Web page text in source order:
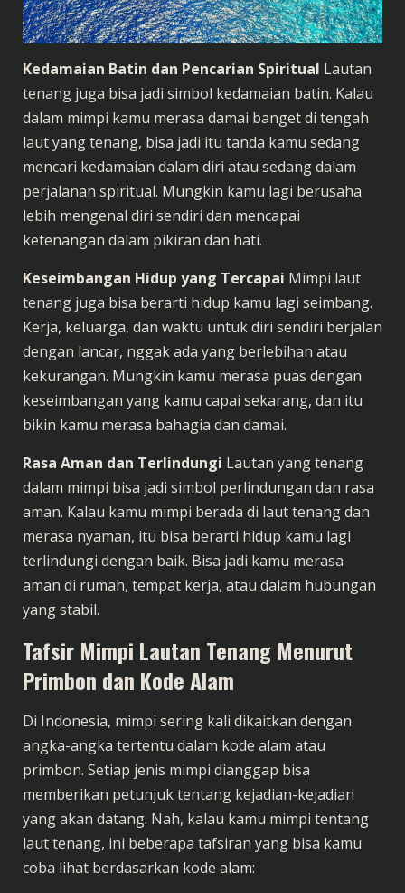
Kedamaian Batin dan Pencarian Spiritual Lautan
tenang juga bisa jadi simbol kedamaian batin. Kalau
dalam mimpi kamu merasa damai banget di tengah
laut yang tenang, bisa jadi itu tanda kamu sedang
mencari kedamaian dalam diri atau sedang dalam
perjalanan spiritual. Mungkin kamu lagi berusaha
lebih mengenal diri sendiri dan mencapai
ketenangan dalam pikiran dan hati.
Keseimbangan Hidup yang Tercapai Mimpi laut
tenang juga bisa berarti hidup kamu lagi seimbang.
Kerja, keluarga, dan waktu untuk diri sendiri berjalan
dengan lancar, nggak ada yang berlebihan atau
kekurangan. Mungkin kamu merasa puas dengan
keseimbangan yang kamu capai sekarang, dan itu
bikin kamu merasa bahagia dan damai.
Rasa Aman dan Terlindungi Lautan yang tenang
dalam mimpi bisa jadi simbol perlindungan dan rasa
aman. Kalau kamu mimpi berada di laut tenang dan
merasa nyaman, itu bisa berarti hidup kamu lagi
terlindungi dengan baik. Bisa jadi kamu merasa
aman di rumah, tempat kerja, atau dalam hubungan
yang stabil.
Tafsir Mimpi Lautan Tenang Menurut
Primbon dan Kode Alam
Di Indonesia, mimpi sering kali dikaitkan dengan
angka-angka tertentu dalam kode alam atau
primbon. Setiap jenis mimpi dianggap bisa
memberikan petunjuk tentang kejadian-kejadian
yang akan datang. Nah, kalau kamu mimpi tentang
laut tenang, ini beberapa tafsiran yang bisa kamu
coba lihat berdasarkan kode alam: